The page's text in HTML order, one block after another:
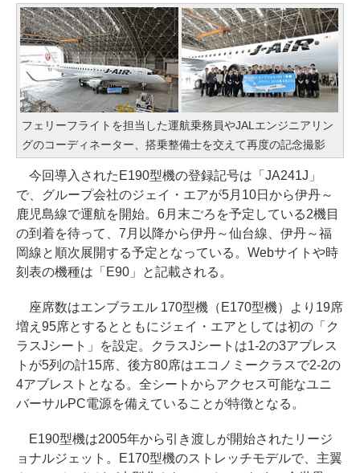
フェリーフライトを担当した運航乗務員やJALエンジニアリン
グのコーディネーター、搭乗整備士を交えて再度の記念撮影
今回導入されたE190型機の登録記号は「JA241J」
で、グループ会社のジェイ・エアが5月10日から伊丹～
鹿児島線で運航を開始。6月末ごろを予定している2機目
の到着を待って、7月以降から伊丹～仙台線、伊丹～福
岡線と順次展開する予定となっている。Webサイトや時
刻表の機種は「E90」と記載される。
座席数はエンブラエル 170型機（E170型機）より19席
増え95席とするとともにジェイ・エアとしては初の「ク
ラスJシート」を設定。クラスJシートは1-2の3アブレス
トが5列の計15席、後方80席はエコノミークラスで2-2の
4アブレストとなる。全シートからアクセス可能なユニ
バーサルPC電源を備えていることが特徴となる。
E190型機は2005年から引き渡しが開始されたリージ
ョナルジェット。E170型機のストレッチモデルで、主翼